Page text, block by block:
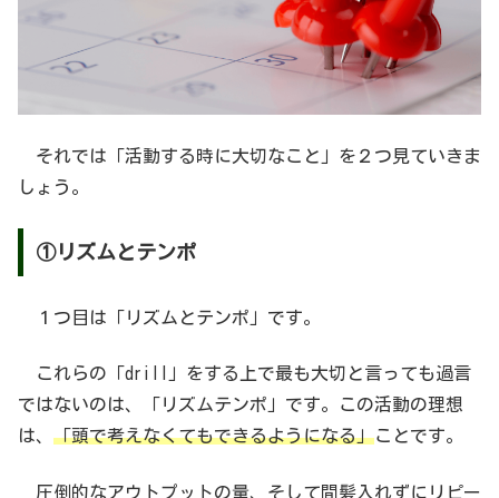
それでは「活動する時に大切なこと」を２つ見ていきま
しょう。
①リズムとテンポ
１つ目は「リズムとテンポ」です。
これらの「drill」をする上で最も大切と言っても過言
ではないのは、「リズムテンポ」です。この活動の理想
は、 「頭で考えなくてもできるようになる」ことです。
圧倒的なアウトプットの量、そして間髪入れずにリピー